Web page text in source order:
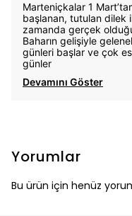
Marteniçkalar 1
başlanan, tutulan dilek
zamanda gerçek
Baharın gelişiyle
günleri başlar ve çok
günler
Devamını Göster
Yorumlar
Bu ürün için henüz